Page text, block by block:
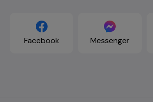
Facebook Messenger